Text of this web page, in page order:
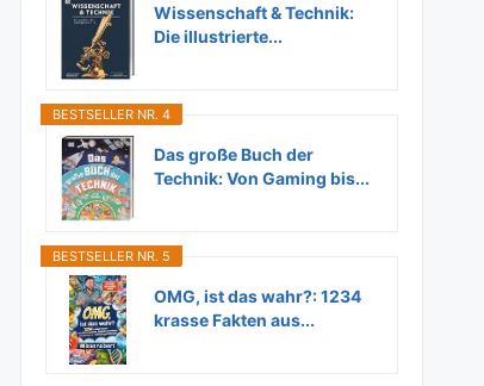
Wissenschaft & Technik:
Die illustrierte...
BESTSELLER NR. 4
Das große Buch der
Technik: Von Gaming bis...
BESTSELLER NR. 5
OMG, ist das wahr?: 1234
krasse Fakten aus...